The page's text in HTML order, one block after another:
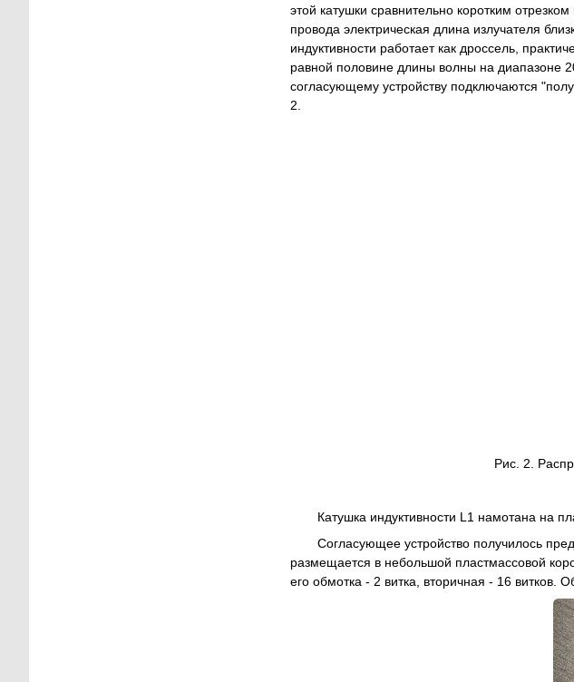
этой катушки сравнительно коротким
провода электрическая длина излучателя
индуктивности работает как дроссель,
равной половине длины волны на диапазоне
согласующему устройству подключаются
2.
Рис. 2.
Катушка индуктивности L1 намотана на
Согласующее устройство получилось
размещается в небольшой пластмассовой
его обмотка - 2 витка, вторичная - 16